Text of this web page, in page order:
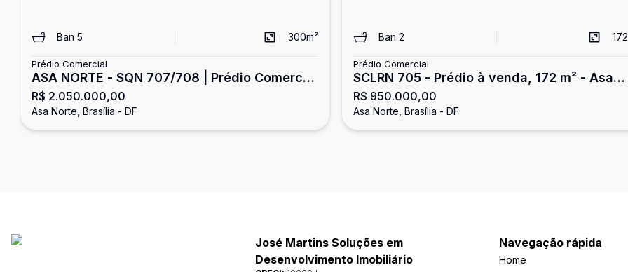
Ban 5 300m²
Prédio Comercial
ASA NORTE - SQN 707/708 | Prédio Comercial
e Residencial com Renda Imediata
R$ 2.050.000,00
Asa Norte, Brasília - DF
Ban 2 172
Prédio Comercial
SCLRN 705 - Prédio à venda, 172 m² - Asa
Norte
R$ 950.000,00
Asa Norte, Brasília - DF
José Martins Soluções em
Desenvolvimento Imobiliário
Navegação rápida
Home